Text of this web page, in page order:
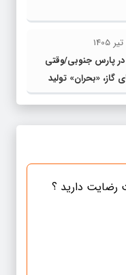
پارس جنوبی/وقتی
گاز، «بحران» تولید
دارید ؟